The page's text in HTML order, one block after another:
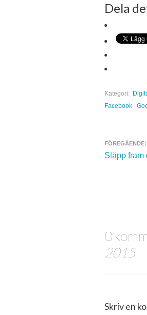
Dela
Kategori:
Facebook
FÖREGÅENDE:
Släpp fram
0
2015
Skriv en